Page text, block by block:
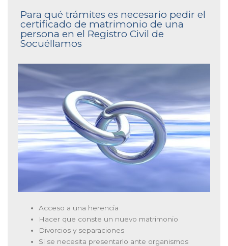
Para qué trámites es necesario pedir el
certificado de matrimonio de una
persona en el Registro Civil de
Socuéllamos
Acceso a una herencia
Hacer que conste un nuevo matrimonio
Divorcios y separaciones
Si se necesita presentarlo ante organismos